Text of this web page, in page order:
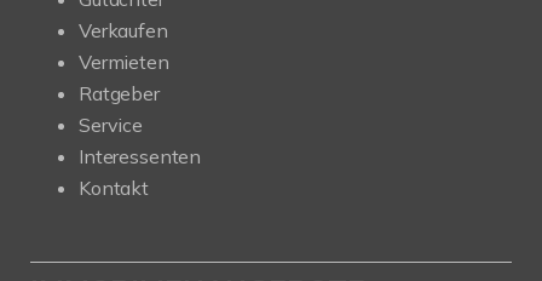
Verkaufen
Vermieten
Ratgeber
Service
Interessenten
Kontakt